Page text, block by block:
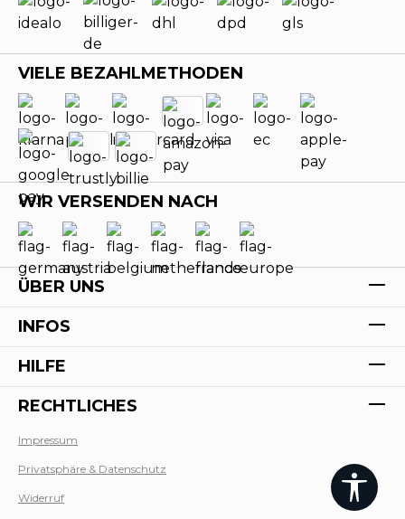
VIELE BEZAHLMETHODEN
WIR VERSENDEN NACH
ÜBER UNS
INFOS
HILFE
RECHTLICHES
Impressum
Privatsphäre & Datenschutz
Widerruf